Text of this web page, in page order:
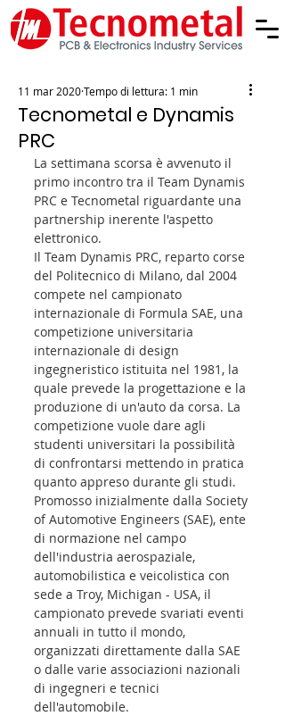
Tecnometal e Dynamis
PRC
11 mar 2020Tempo di lettura: 1 min
La settimana scorsa è avvenuto il
primo incontro tra il Team Dynamis
PRC e Tecnometal riguardante una
partnership inerente l'aspetto
elettronico.
Il Team Dynamis PRC, reparto corse
del Politecnico di Milano, dal 2004
compete nel campionato
internazionale di Formula SAE, una
competizione universitaria
internazionale di design
ingegneristico istituita nel 1981, la
quale prevede la progettazione e la
produzione di un'auto da corsa. La
competizione vuole dare agli
studenti universitari la possibilità
di confrontarsi mettendo in pratica
quanto appreso durante gli studi.
Promosso inizialmente dalla Society
of Automotive Engineers (SAE), ente
di normazione nel campo
dell'industria aerospaziale,
automobilistica e veicolistica con
sede a Troy, Michigan - USA, il
campionato prevede svariati eventi
annuali in tutto il mondo,
organizzati direttamente dalla SAE
o dalle varie associazioni nazionali
di ingegneri e tecnici
dell'automobile.